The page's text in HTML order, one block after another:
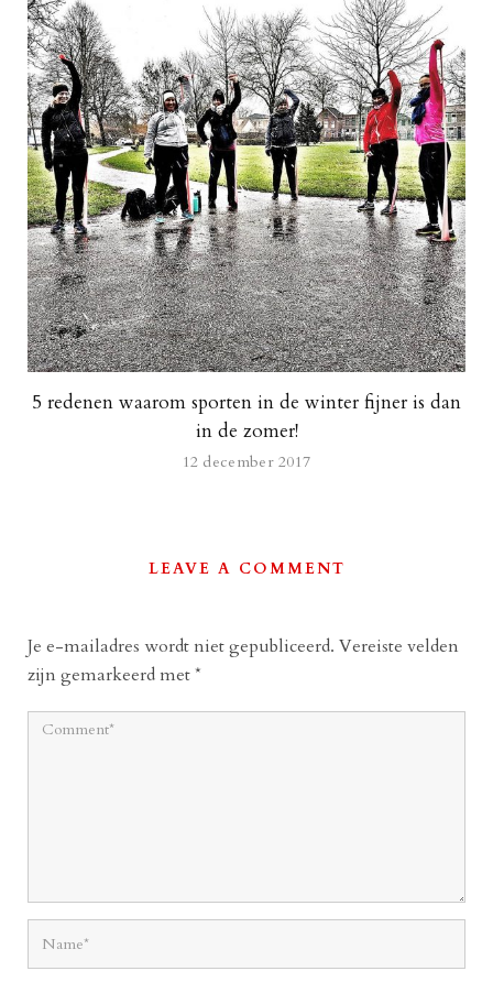
5 redenen waarom sporten in de winter fijner is dan
in de zomer!
12 december 2017
LEAVE A COMMENT
Je e-mailadres wordt niet gepubliceerd. Vereiste velden
zijn gemarkeerd met*